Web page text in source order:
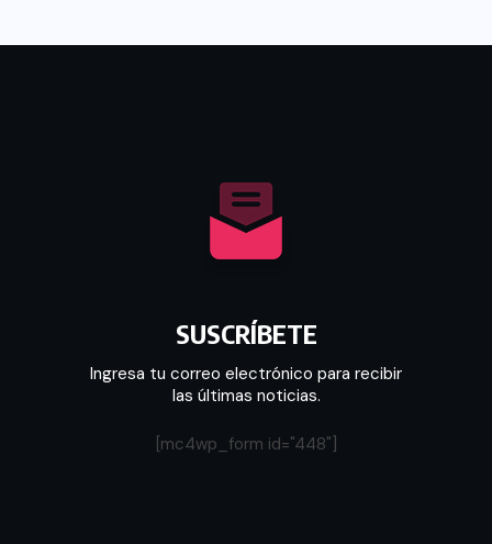
SUSCRÍBETE
Ingresa tu correo electrónico para recibir
las últimas noticias.
[mc4wp_form id="448"]